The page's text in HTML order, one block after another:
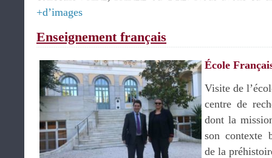
+d’images
Enseignement français
École
Visite de
centre de
dont la
son contexte
de la